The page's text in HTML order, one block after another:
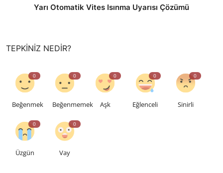
Yarı Otomatik Vites Isınma Uyarısı Çözümü
TEPKINIZ NEDIR?
0
Beğenmek
0
Beğenmemek
0
Aşk
0
Eğlenceli
0
Sinirli
0
Üzgün
0
Vay